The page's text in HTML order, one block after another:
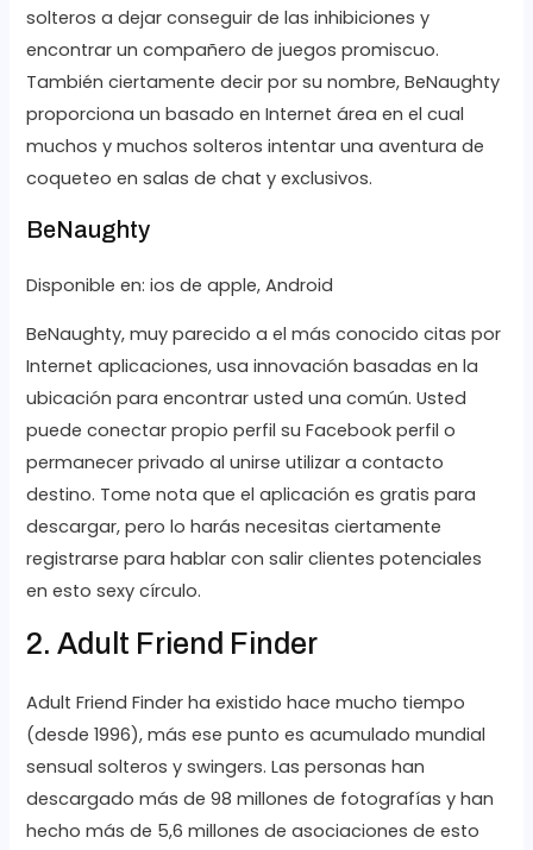
solteros a dejar conseguir de las inhibiciones y
encontrar un compañero de juegos promiscuo.
También ciertamente decir por su nombre, BeNaughty
proporciona un basado en Internet área en el cual
muchos y muchos solteros intentar una aventura de
coqueteo en salas de chat y exclusivos.
BeNaughty
Disponible en: ios de apple, Android
BeNaughty, muy parecido a el más conocido citas por
Internet aplicaciones, usa innovación basadas en la
ubicación para encontrar usted una común. Usted
puede conectar propio perfil su Facebook perfil o
permanecer privado al unirse utilizar a contacto
destino. Tome nota que el aplicación es gratis para
descargar, pero lo harás necesitas ciertamente
registrarse para hablar con salir clientes potenciales
en esto sexy círculo.
2. Adult Friend Finder
Adult Friend Finder ha existido hace mucho tiempo
(desde 1996), más ese punto es acumulado mundial
sensual solteros y swingers. Las personas han
descargado más de 98 millones de fotografías y han
hecho más de 5,6 millones de asociaciones de esto